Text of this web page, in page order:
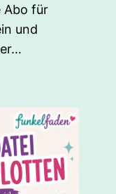
Abo für
und
Desktop
App
kostenlos
nutzen:
Bilder